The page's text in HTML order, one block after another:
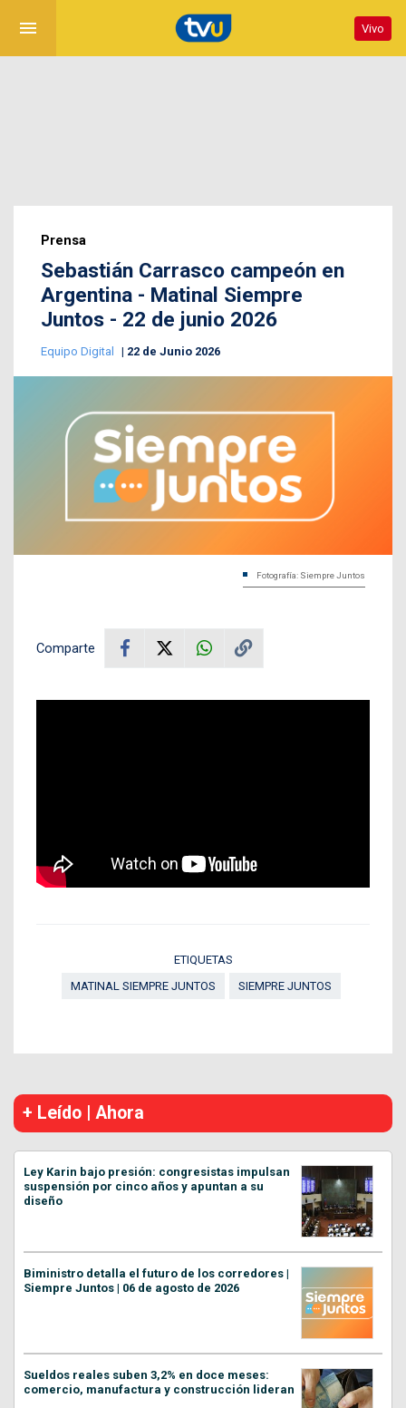
menu Vivo
Prensa
Sebastián Carrasco campeón en
Argentina - Matinal Siempre
Juntos - 22 de junio 2026
Equipo Digital 22 de Junio 2026
Fotografía: Siempre Juntos
Comparte
ETIQUETAS
MATINAL SIEMPRE JUNTOS
SIEMPRE JUNTOS
+ Leído | Ahora
Ley Karin bajo presión: congresistas impulsan
suspensión por cinco años y apuntan a su
diseño
Biministro detalla el futuro de los corredores |
Siempre Juntos | 06 de agosto de 2026
Sueldos reales suben 3,2% en doce meses:
comercio, manufactura y construcción lideran